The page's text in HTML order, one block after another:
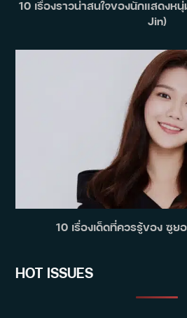
10 เรื่องราวน่าสนใจของนักแสดงห
Jin)
10 เรื่องเด็ดที่ควรรู้ของ ซูย
HOT ISSUES